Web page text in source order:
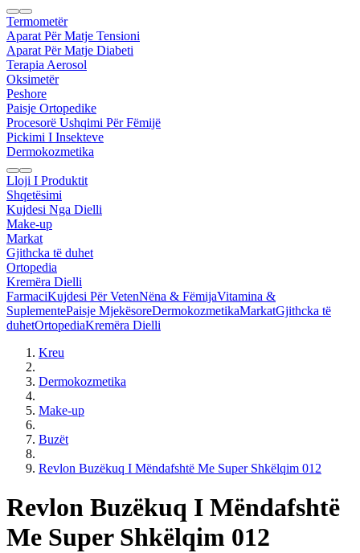
Termometër
Aparat Për Matje Tensioni
Aparat Për Matje Diabeti
Terapia Aerosol
Oksimetër
Peshore
Paisje Ortopedike
Procesorë Ushqimi Për Fëmijë
Pickimi I Insekteve
Dermokozmetika
Lloji I Produktit
Shqetësimi
Kujdesi Nga Dielli
Make-up
Markat
Gjithcka të duhet
Ortopedia
Kremëra Dielli
FarmaciKujdesi Për VetenNëna & FëmijaVitamina &
SuplementePaisje MjekësoreDermokozmetikaMarkatGjithcka të
duhetOrtopediaKremëra Dielli
Kreu
Dermokozmetika
Make-up
Buzët
Revlon Buzëkuq I Mëndafshtë Me Super Shkëlqim 012
Revlon Buzëkuq I Mëndafshtë
Me Super Shkëlqim 012